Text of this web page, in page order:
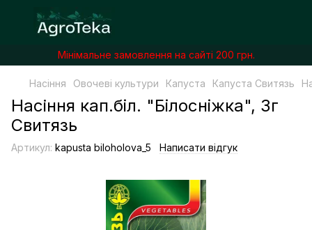
Мінімальне замовлення на сайті 200 грн.
Насіння Овочеві культури Капуста Капуста Свитязь
Насіння кап.бiл. "Бiлоснiжка", 3г
Свитязь
Артикул: kapusta biloholova_5 Написати відгук